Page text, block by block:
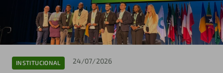
INSTITUCIONAL 24/07/2026